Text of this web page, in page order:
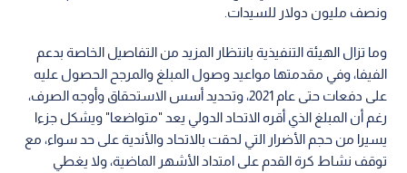
ونصف مليون دولار للسيدات.
وما تزال الهيئة التنفيذية بانتظار المزيد من التفاصيل الخاصة بدعم
الفيفا، وفي مقدمتها مواعيد وصول المبلغ والمرجح الحصول عليه
على دفعات حتى عام 2021، وتحديد أسس الاستحقاق وأوجه الصرف،
رغم أن المبلغ الذي أقره الاتحاد الدولي يعد "متواضعا" ويشكل جزءا
يسيرا من حجم الأضرار التي لحقت بالاتحاد والأندية على حد سواء، مع
توقف نشاط كرة القدم على امتداد الأشهر الماضية، ولا يغطي